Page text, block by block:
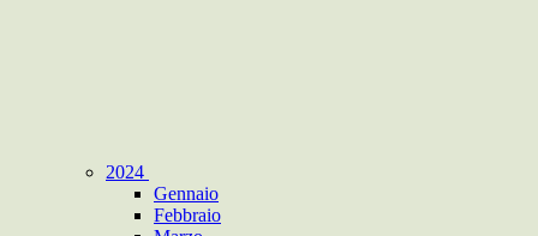
2024
Gennaio
Febbraio